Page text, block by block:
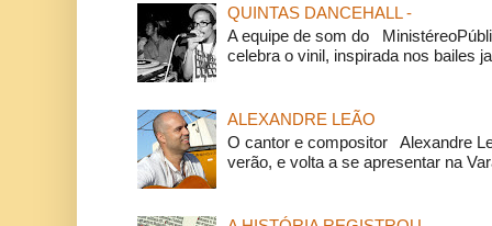
QUINTAS DANCEHALL -
A equipe de som do
celebra o vinil, inspirada nos bailes
ALEXANDRE LEÃO
O cantor e compositor Alexandre
verão, e volta a se apresentar na